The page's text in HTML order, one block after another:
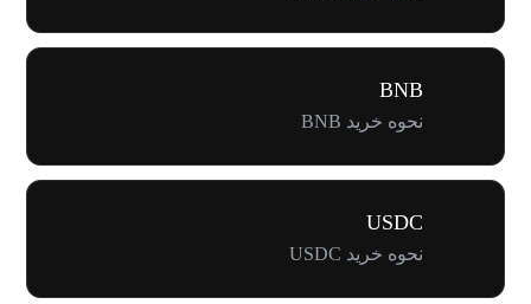
BNB
نحوه خرید BNB
USDC
نحوه خرید USDC